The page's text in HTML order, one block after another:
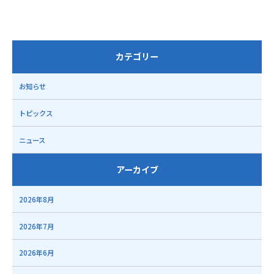
カテゴリー
お知らせ
トピックス
ニュース
アーカイブ
2026年8月
2026年7月
2026年6月